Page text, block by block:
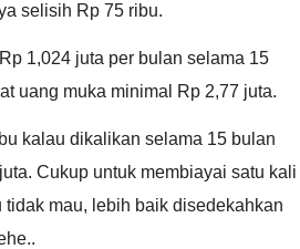
selisih Rp 75 ribu.
1,024 juta per bulan selama 15
uang muka minimal Rp 2,77 juta.
kalau dikalikan selama 15 bulan
Cukup untuk membiayai satu kali
tidak mau, lebih baik disedekahkan